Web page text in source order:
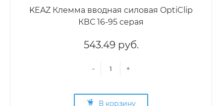
KEAZ Клемма вводная силовая OptiClip
КВС 16-95 серая
543.49 руб.
- +
В корзину